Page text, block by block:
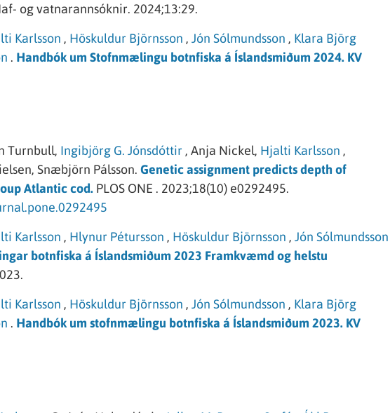
og vatnarannsóknir. 2024;13:29.
Karlsson , Höskuldur Björnsson , Jón Sólmundsson , Klara Björg
. Handbók um Stofnmælingu botnfiska á Íslandsmiðum 2024. KV
Turnbull, Ingibjörg G. Jónsdóttir , Anja Nickel, Hjalti Karlsson ,
Snæbjörn Pálsson. Genetic assignment predicts depth of
Atlantic cod. PLOS ONE . 2023;18(10) e0292495.
Karlsson , Hlynur Pétursson , Höskuldur Björnsson , Jón Sólmundsson
botnfiska á Íslandsmiðum 2023 Framkvæmd og helstu
Karlsson , Höskuldur Björnsson , Jón Sólmundsson , Klara Björg
. Handbók um stofnmælingu botnfiska á Íslandsmiðum 2023. KV